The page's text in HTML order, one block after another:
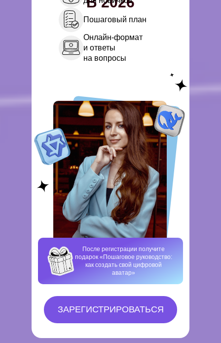
Пошаговый план
Онлайн-формат
и ответы
на вопросы
После регистрации получите
подарок «Пошаговое руководство:
как создать свой цифровой
аватар»
ЗАРЕГИСТРИРОВАТЬСЯ